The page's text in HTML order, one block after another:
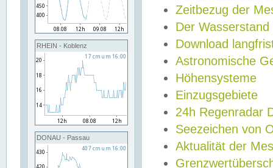
RHEIN - Koblenz
DONAU - Passau
Zeitbezug der
Der Wasserstand
Download
Astronomische
Höhensysteme
Einzugsgebiete
24h Regenradar
Seezeichen von
Aktualität der